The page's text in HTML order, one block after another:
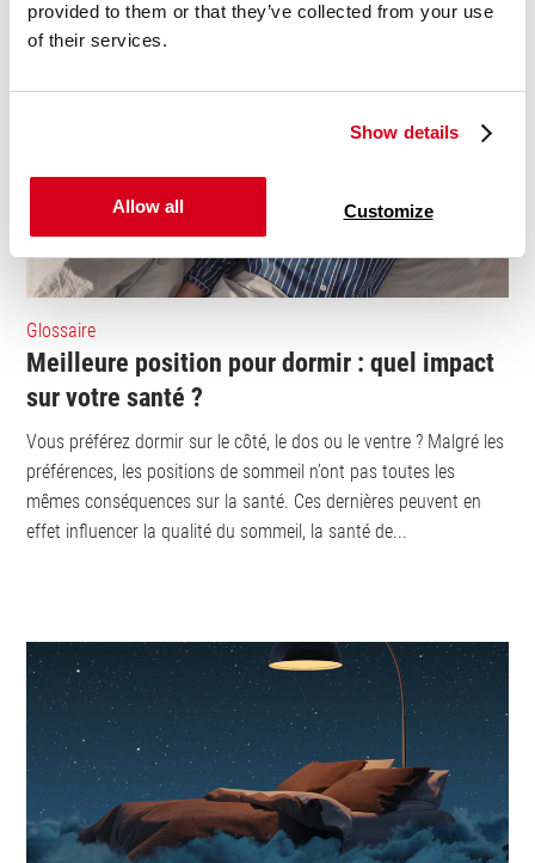
provided to them or that they’ve collected from your use
of their services.
Show details
Allow all Customize
Glossaire
Meilleure position pour dormir : quel impact
sur votre santé ?
Vous préférez dormir sur le côté, le dos ou le ventre ? Malgré les
préférences, les positions de sommeil n’ont pas toutes les
mêmes conséquences sur la santé. Ces dernières peuvent en
effet influencer la qualité du sommeil, la santé de...